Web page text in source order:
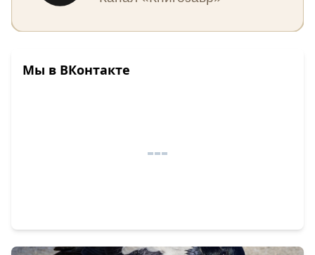
Мы в ВКонтакте